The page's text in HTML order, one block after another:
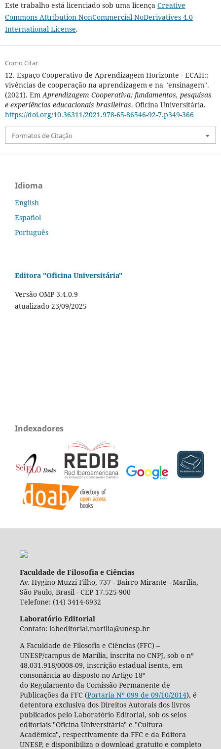
Este trabalho está licenciado sob uma licença Creative
Commons Attribution-NonCommercial-NoDerivatives 4.0
International License.
Como Citar
12. Espaço Cooperativo de Aprendizagem Horizonte - ECAH::
vivências de cooperação na aprendizagem e na "ensinagem".
(2021). EmAprendizagem Cooperativa: fundamentos, pesquisas
e experiências educacionais brasileiras. Oficina Universitária.
https://doi.org/10.36311/2021.978-65-86546-92-7.p349-366
Formatos de Citação
Idioma
English
Español
Português
Editora "Oficina Universitária"
Versão OMP 3.4.0.9
atualizado 23/09/2025
Indexadores
Faculdade de Filosofia e Ciências
Av. Hygino Muzzi Filho, 737 - Bairro Mirante - Marília,
São Paulo, Brasil - CEP 17.525-900
Telefone: (14) 3414-6932
Laboratório Editorial
Contato: labeditorial.marilia@unesp.br
A Faculdade de Filosofia e Ciências (FFC) –
UNESP/campus de Marília, inscrita no CNPJ, sob o nº
48.031.918/0008-09, inscrição estadual isenta, em
consonância ao disposto no Artigo 18º
do Regulamento da Comissão Permanente de
Publicações da FFC (Portaria Nº 099 de 09/10/2014), é
detentora exclusiva dos Direitos Autorais dos livros
publicados pelo Laboratório Editorial, sob os selos
editoriais "Oficina Universitária" e "Cultura
Acadêmica", respectivamente da FFC e da Editora
UNESP, e disponibiliza o download gratuito e completo